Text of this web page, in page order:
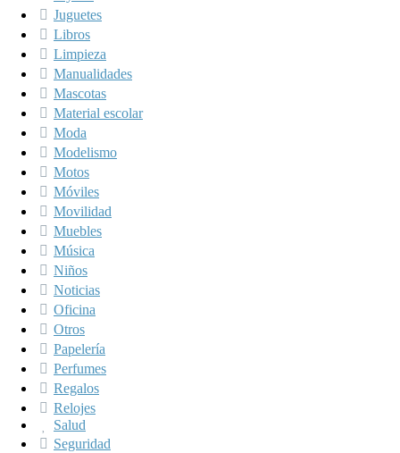
Juguetes
Libros
Limpieza
Manualidades
Mascotas
Material escolar
Moda
Modelismo
Motos
Móviles
Movilidad
Muebles
Música
Niños
Noticias
Oficina
Otros
Papelería
Perfumes
Regalos
Relojes
Salud
Seguridad